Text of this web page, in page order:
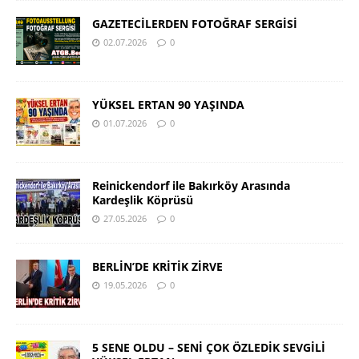
GAZETECİLERDEN FOTOĞRAF SERGİSİ
02.07.2026 0
YÜKSEL ERTAN 90 YAŞINDA
01.07.2026 0
Reinickendorf ile Bakırköy Arasında
Kardeşlik Köprüsü
27.05.2026 0
BERLİN’DE KRİTİK ZİRVE
19.05.2026 0
5 SENE OLDU – SENİ ÇOK ÖZLEDİK SEVGİLİ